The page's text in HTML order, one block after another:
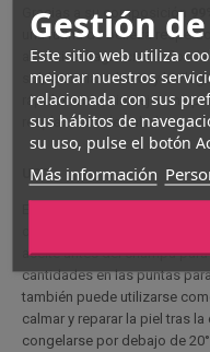
Gestión
Este sitio web utiliza
mejorar nuestros
relacionada con sus
sus hábitos de
su uso, pulse el botón
Más información
Gracias a su composición
una rutina de belleza
auténtica fragancia de flor
sol, la arena caliente y las
rápidamente, sin dejar una
resplandece de salud.
USO :
o como aceite de masaje.
aceite antes del champú
cantidades en las puntas
también puede utilizarse
calmar y reparar la piel tras
congelarse por debajo de